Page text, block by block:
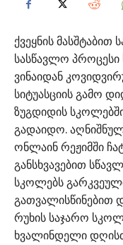
ქვეყნის
სასწავლო პროცესი
ვინაიდან
სიტუასციის გამო
ზუგდიდის
გადაიდო.
ონლაინ რეჟიმში
განსხვავებით
სკოლებს
გათვალისწინებით
რუხის საჯარო
ხვალინდელი